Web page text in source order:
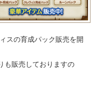
スの育成パック販売を開
も販売しておりますの